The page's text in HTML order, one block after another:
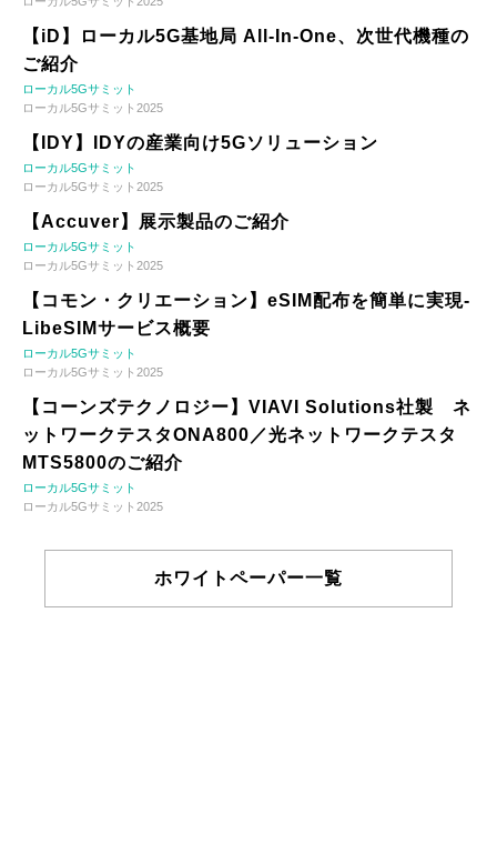
【iD】ローカル5G基地局 All-In-One、次世代機種の
ご紹介
ローカル5Gサミット
ローカル5Gサミット2025
【IDY】IDYの産業向け5Gソリューション
ローカル5Gサミット
ローカル5Gサミット2025
【Accuver】展示製品のご紹介
ローカル5Gサミット
ローカル5Gサミット2025
【コモン・クリエーション】eSIM配布を簡単に実現-
LibeSIMサービス概要
ローカル5Gサミット
ローカル5Gサミット2025
【コーンズテクノロジー】VIAVI Solutions社製 ネ
ットワークテスタONA800／光ネットワークテスタ
MTS5800のご紹介
ローカル5Gサミット
ローカル5Gサミット2025
ホワイトペーパー一覧